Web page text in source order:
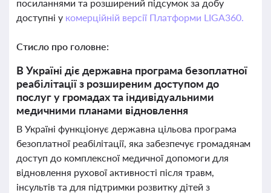
посиланнями та розширений підсумок за добу
доступні у комерційній версії Платформи LIGA360.
Стисло про головне:
В Україні діє державна програма безоплатної
реабілітації з розширеним доступом до
послуг у громадах та індивідуальними
медичними планами відновлення
В Україні функціонує державна цільова програма
безоплатної реабілітації, яка забезпечує громадянам
доступ до комплексної медичної допомоги для
відновлення рухової активності після травм,
інсультів та для підтримки розвитку дітей з